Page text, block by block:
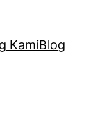
KamiBlog